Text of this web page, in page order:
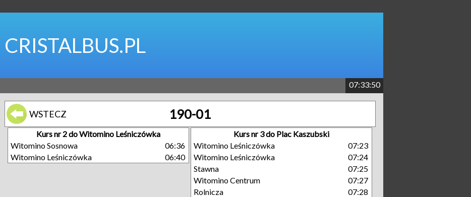
CRISTALBUS.PL
07:33:51
WSTECZ 190-01
Kurs nr 2 do Witomino Leśniczówka
Witomino Sosnowa
06:36
Witomino Leśniczówka
06:40
Kurs nr 3 do Plac Kaszubski
Witomino Leśniczówka
07:23
Witomino Leśniczówka
07:24
Stawna
07:25
Witomino Centrum
07:27
Rolnicza
07:28